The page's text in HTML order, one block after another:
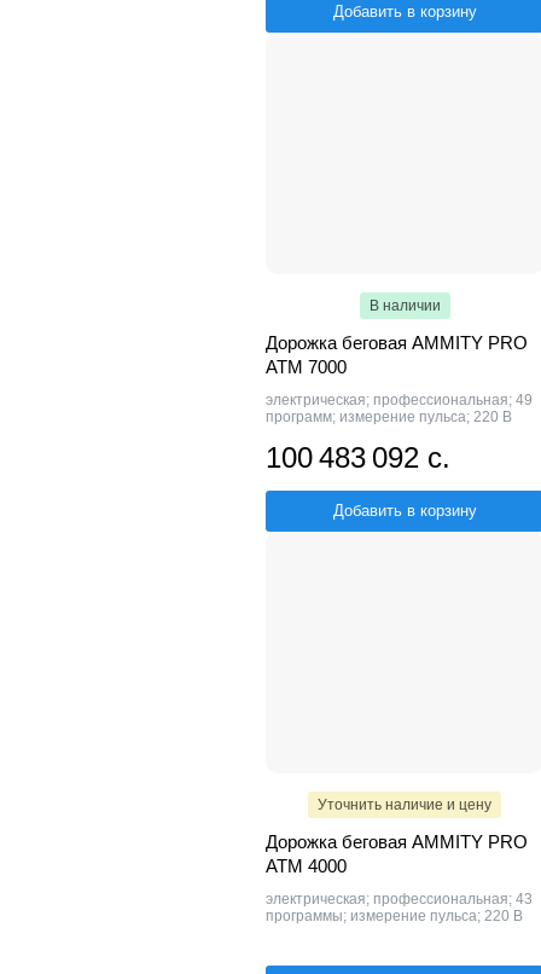
Добавить в корзину
В наличии
Дорожка беговая AMMITY PRO
ATM 7000
электрическая; профессиональная; 49
программ; измерение пульса; 220 В
100 483 092 с.
Добавить в корзину
Уточнить наличие и цену
Дорожка беговая AMMITY PRO
ATM 4000
электрическая; профессиональная; 43
программы; измерение пульса; 220 В